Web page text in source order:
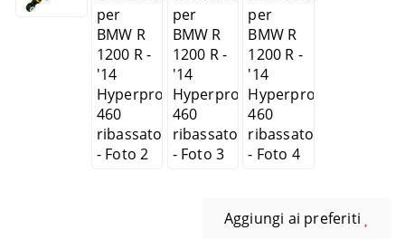
Aggiungi ai preferiti